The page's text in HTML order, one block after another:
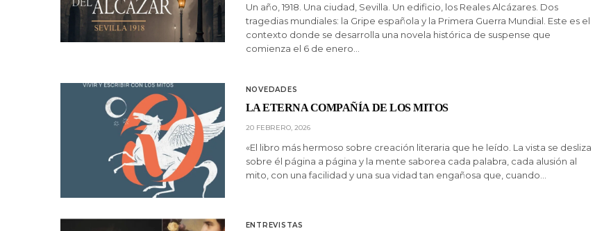
Un año, 1918. Una ciudad, Sevilla. Un edificio, los Reales Alcázares. Dos
tragedias mundiales: la Gripe española y la Primera Guerra Mundial. Este es el
contexto donde se desarrolla una novela histórica de suspense que
comienza el 6 de enero…
NOVEDADES
LA ETERNA COMPAÑÍA DE LOS MITOS
20 FEBRERO, 2026
«El libro más hermoso sobre creación literaria que he leído. La vista se desliza
sobre él página a página y la mente saborea cada palabra, cada alusión al
mito, con una facilidad y una sua vidad tan engañosa que, cuando…
ENTREVISTAS